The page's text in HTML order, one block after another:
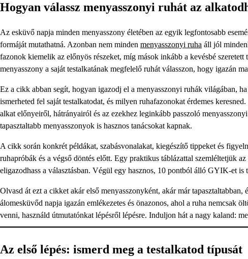
Hogyan válassz menyasszonyi ruhát az
Az esküvő napja minden menyasszony életében az egyik legfontosabb
formáját mutathatná. Azonban nem minden menyasszonyi ruha áll jól
fazonok kiemelik az előnyös részeket, míg mások inkább a kevésbé
menyasszony a saját testalkatának megfelelő ruhát válasszon, hogy igazán
Ez a cikk abban segít, hogyan igazodj el a menyasszonyi ruhák világában,
ismerheted fel saját testalkatodat, és milyen ruhafazonokat érdemes
alkat előnyeiről, hátrányairól és az ezekhez leginkább passzoló
tapasztaltabb menyasszonyok is hasznos tanácsokat kapnak.
A cikk során konkrét példákat, szabásvonalakat, kiegészítő tippeket és
ruhapróbák és a végső döntés előtt. Egy praktikus táblázattal szemléltetjük
eligazodhass a választásban. Végül egy hasznos, 10 pontból álló GYIK-et
Olvasd át ezt a cikket akár első menyasszonyként, akár már
álomesküvőd napja igazán emlékezetes és önazonos, ahol a ruha nemcsak
venni, használd útmutatónkat lépésről lépésre. Induljon hát a nagy kaland:
Az első lépés: ismerd meg a testalkatod típusát